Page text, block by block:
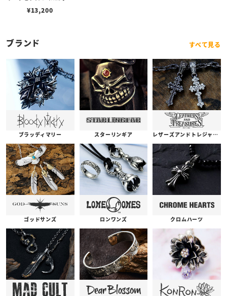
¥13,200
ブランド すべて見る
ブラッディマリー スターリンギア レザーズアンドトレジャーズ
ゴッドサンズ ロンワンズ クロムハーツ